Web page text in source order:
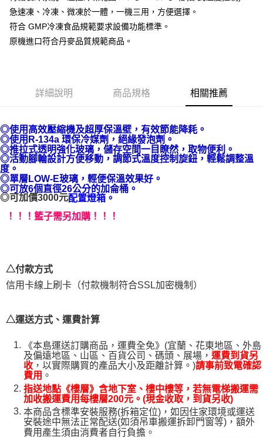
３．安心：先確認商品／服務後，再付款。
【「AFTEE先享後付」結帳流程】
１．於結帳方式選擇「AFTEE先享後付」後，將跳轉至「AFTEE先享後付」
結帳頁面，進行簡訊認證並確認金額後，即可完成結帳。
※ 請注意：結帳手續完成當下不需立刻繳費，但若您需要取消訂單，請聯絡
是否繳費成功／繳費後需取消欲退款等相關疑問，請聯繫「AFTEE先享後付
客戶支援中心」https://netprotections.freshdesk.com/support/home
【注意事項】
１．透過由恩沛科技股份有限公司提供之「AFTEE先享後付」服務完成之交
易，需依本服務之必要範圍內提供個人資料，並將交易相關給付款項請求債
權轉讓予恩沛科技股份有限公司。
https://aftee.tw/terms/#terms3
時審查核予不同之上限額度；若仍有額度不足之情形，本公司將視審查結果
請求用戶進行身份認證。
５．嚴禁一人註冊多個帳號或使用他人資訊註冊。若發現惡意使用之情形，
免運費
急速凍、冷凍、微凍於一體，一機三用，方便選擇。
符合 GMP冷凍食品規範要求設備功能標準。
原機進口符合丹麥品質規範商品。
詳細說明 商品規格 相關推薦
◎使用高效壓縮機及超厚保溫壁，有效節能降耗。
◎使用R-134a 環保冷媒劑，絕緣發泡劑。
◎推拉式透明強化玻璃，儲存空間一目瞭然，取物便利。
◎活動腳輪設計方便移動，調節式溫度控制旋鈕，輕鬆調整溫
度。
◎單層LOW-E玻璃，輕便保溫效果好。
◎可放6個直徑26公分的加侖桶。
◎可加價3000元配置燈箱。
！！！籃子需另加購！！！
△付款方式
信用卡線上刷卡（付款機制符合SSL加密機制）
△運送方式、運費計算
《本島運送訂購商品，運費全免》(宜蘭、花東地區、外島
及偏遠地區、山區、百貨公司、碼頭、展場， 運費到貨另
收 ，以實際購買的產品大小及距離計算。)請事前致電確認
費用 。
指送地點《樓層》含地下室、樓中樓等，若無電梯搬運需
加收搬運費用每樓層200元。(現金收取，到貨另收)
本商品含標準安裝服務(拆箱定位)，如因住家環境或運送
安裝途中無法正常配送(如須吊車搬運拆卸門窗等)，額外
費用產生須由消費者自行負擔。